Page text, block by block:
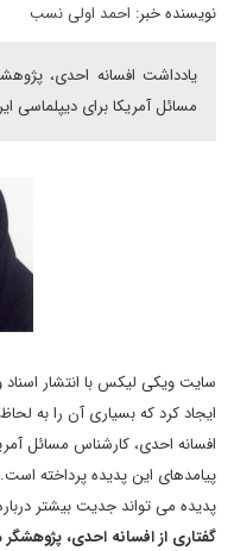
نویسنده خبر: احمد اولی نسب
يادداشت افسانه احدی،
مسائل آمریکا برای دیپلماسی
سایت ویکی لیکس با انتشار اسناد
افسانه احدی، کارشناس مسائل
پیامدهای این پدیده پرداخته
پدیده می تواند جدیت بیشتر
گفتاری از افسانه احدی، پژوهشگر